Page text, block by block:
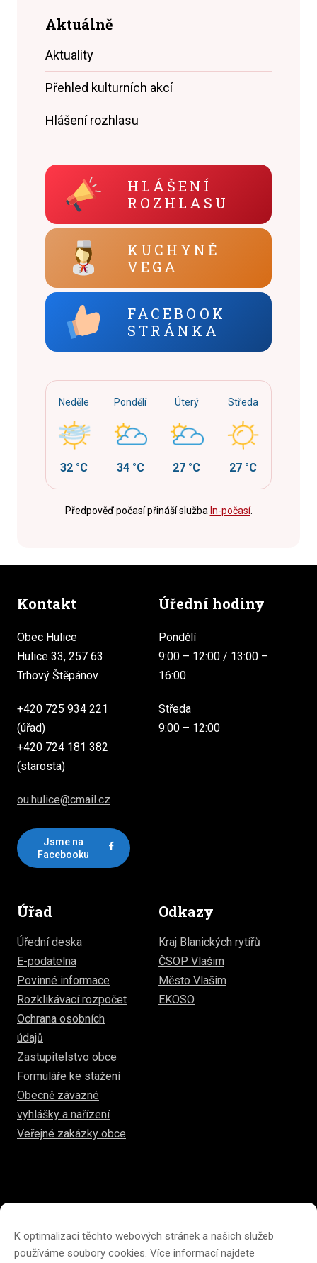
K optimalizaci těchto webových stránek a našich služeb
používáme soubory cookies. Více informací najdete
Aktuálně
Aktuality
Přehled kulturních akcí
Hlášení rozhlasu
HLÁŠENÍ
ROZHLASU
KUCHYNĚ
VEGA
FACEBOOK
STRÁNKA
Neděle
32 °C
Pondělí
34 °C
Úterý
27 °C
Středa
27 °C
Předpověď počasí přináší služba In-počasí.
Kontakt
Obec Hulice
Hulice 33, 257 63
Trhový Štěpánov
+420 725 934 221
(úřad)
+420 724 181 382
(starosta)
ou.hulice@cmail.cz
Jsme na
Facebooku
Úřední hodiny
Pondělí
9:00 – 12:00 / 13:00 –
16:00
Středa
9:00 – 12:00
Úřad
Úřední deska
E-podatelna
Povinné informace
Rozklikávací rozpočet
Ochrana osobních
údajů
Zastupitelstvo obce
Formuláře ke stažení
Obecně závazné
vyhlášky a nařízení
Veřejné zakázky obce
Odkazy
Kraj Blanických rytířů
ČSOP Vlašim
Město Vlašim
EKOSO
Prohlášení o přístupnosti
Prohlášení o ochraně soukromí
Zásady cookies (EU)